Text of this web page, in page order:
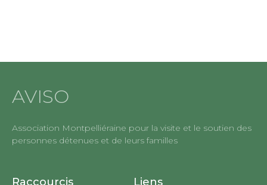
AVISO
Association Montpelliéraine pour la visite et le soutien des
personnes détenues et de leurs familles
Raccourcis Liens